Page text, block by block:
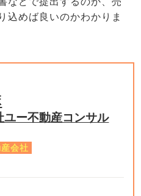
込めば良いのかわかりま
ユー不動産コンサル
会社